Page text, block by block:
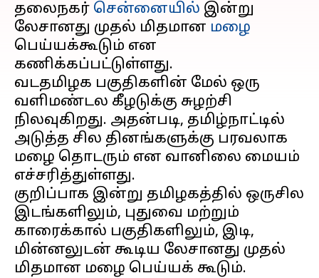
தலைநகர் சென்னையில் இன்று
லேசானது முதல் மிதமான மழை
பெய்யக்கூடும் என
கணிக்கப்பட்டுள்ளது.
வடதமிழக பகுதிகளின் மேல் ஒரு
வளிமண்டல கீழடுக்கு சுழற்சி
நிலவுகிறது. அதன்படி, தமிழ்நாட்டில்
அடுத்த சில தினங்களுக்கு பரவலாக
மழை தொடரும் என வானிலை மையம்
எச்சரித்துள்ளது.
குறிப்பாக இன்று தமிழகத்தில் ஒருசில
இடங்களிலும், புதுவை மற்றும்
காரைக்கால் பகுதிகளிலும், இடி,
மின்னலுடன் கூடிய லேசானது முதல்
மிதமான மழை பெய்யக் கூடும்.